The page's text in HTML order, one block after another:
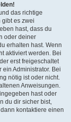
das richtige
gibt es zwei
hast, dass du
oder deiner
erhalten hast. Wenn
aktiviert werden. Bei
erst freigeschaltet
Administrator. Bei
nötig ist oder nicht.
Anweisungen.
hast oder
du dir sicher bist,
kontaktiere einen